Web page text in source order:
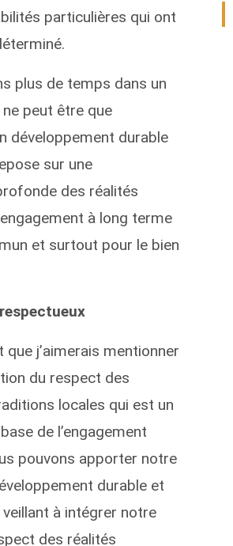
particulières qui ont
plus de temps dans un
ne peut être que
développement durable
sur une
des réalités
à long terme
et surtout pour le bien
que j’aimerais mentionner
du respect des
locales qui est un
de l’engagement
pouvons apporter notre
durable et
à intégrer notre
des réalités